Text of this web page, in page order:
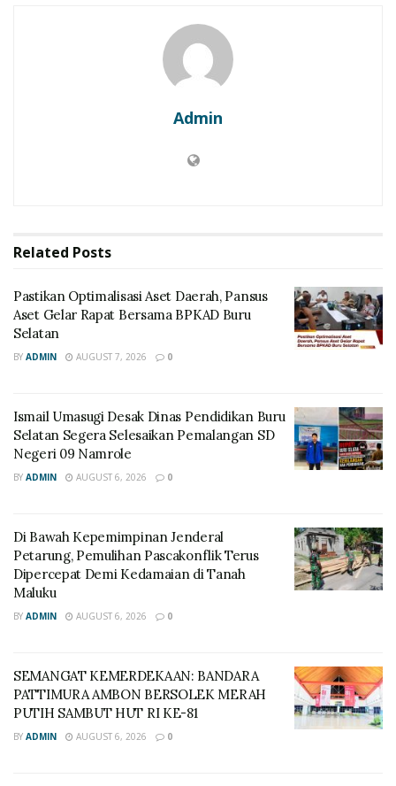
Admin
Related Posts
Pastikan Optimalisasi Aset Daerah, Pansus
Aset Gelar Rapat Bersama BPKAD Buru
Selatan
BY ADMIN AUGUST 7, 2026 0
Ismail Umasugi Desak Dinas Pendidikan Buru
Selatan Segera Selesaikan Pemalangan SD
Negeri 09 Namrole
BY ADMIN AUGUST 6, 2026 0
Di Bawah Kepemimpinan Jenderal
Petarung, Pemulihan Pascakonflik Terus
Dipercepat Demi Kedamaian di Tanah
Maluku
BY ADMIN AUGUST 6, 2026 0
SEMANGAT KEMERDEKAAN: BANDARA
PATTIMURA AMBON BERSOLEK MERAH
PUTIH SAMBUT HUT RI KE-81
BY ADMIN AUGUST 6, 2026 0